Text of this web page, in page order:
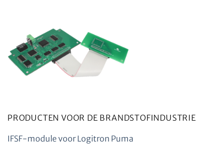
PRODUCTEN VOOR DE BRANDSTOFINDUSTRIE
IFSF-module voor Logitron Puma